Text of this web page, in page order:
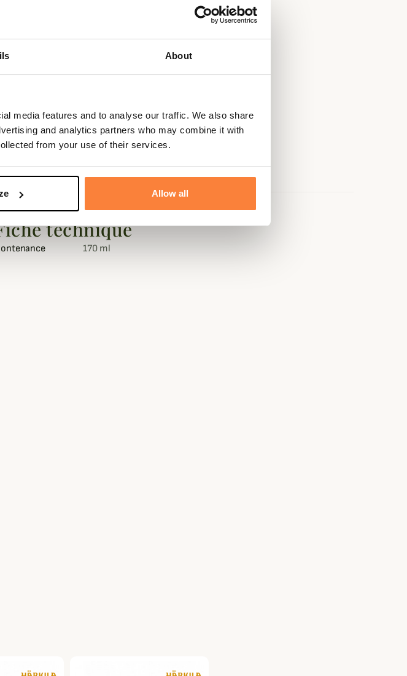
About
media features and to analyse our traffic. We also share
and analytics partners who may combine it with
from your use of their services.
Allow all
technique
170 ml